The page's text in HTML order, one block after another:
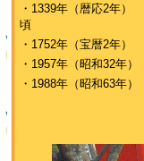
・1339年（暦応2年）
頃
・1752年（宝暦2年）
・1957年（昭和32年）
・1988年（昭和63年）